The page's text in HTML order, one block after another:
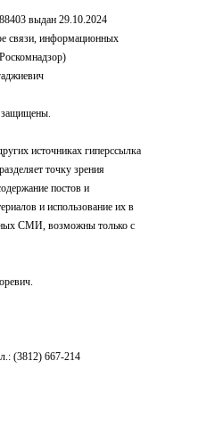
выдан 29.10.2024
связи, информационных
источниках гиперссылка
точку зрения
постов и
и использование их в
СМИ, возможны только с
(3812) 667-214